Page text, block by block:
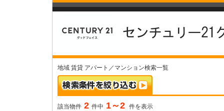
地域 賃貸 アパート／マンション検索一覧
該当物件 2 件中 1～2 件を表示